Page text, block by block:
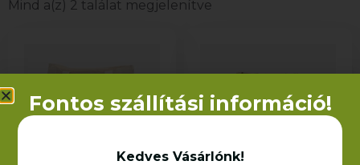
Mind a(z) 2 találat megjelenítve
Fontos szállítási információ!
Kedves Vásárlónk!